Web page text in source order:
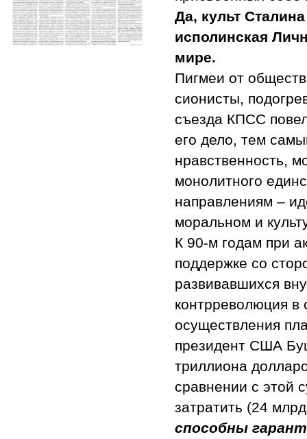
Да, культ
исполинская
мире.
Пигмеи от
сионисты,
съезда КПСС
его дело, тем
нравственность,
монолитного
направлениям –
моральном и
К 90-м годам при
поддержке со
развивавшихся
контрреволюция в
осуществления
президент США
триллиона
сравнении с этой
затратить (24
способны